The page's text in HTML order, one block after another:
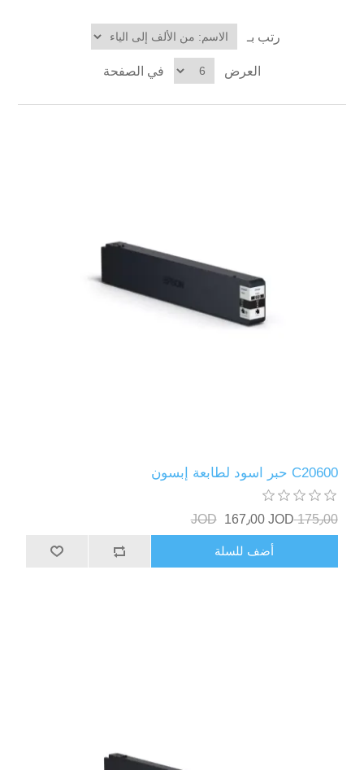
رتب بـ
العرض في الصفحة
C20600 حبر اسود لطابعة إبسون
175٫00 JOD 167٫00 JOD
أضف للسلة